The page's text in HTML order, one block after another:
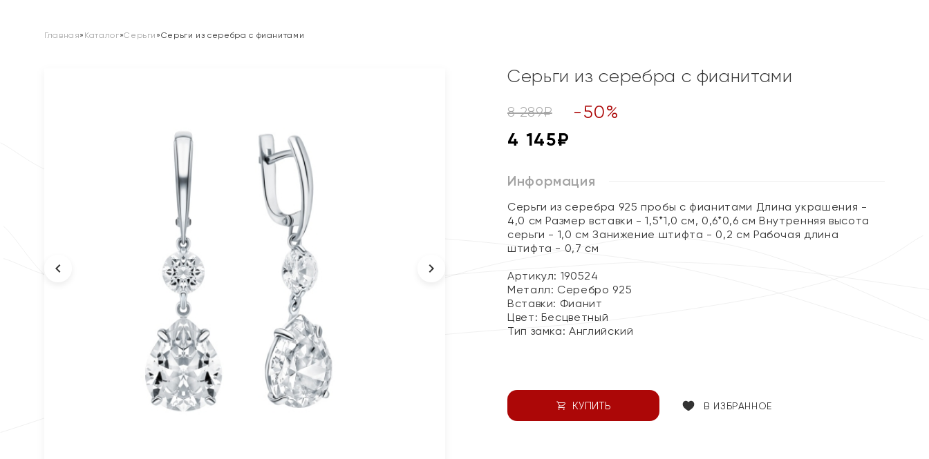
Главная» Каталог»Серьги »Серьги из серебра с фианитами
Серьги из серебра с фианитами
8 289₽ -50%
4 145₽
Информация
Серьги из серебра 925 пробы с фианитами Длина украшения -
4,0 см Размер вставки - 1,5*1,0 см, 0,6*0,6 см Внутренняя высота
серьги - 1,0 см Занижение штифта - 0,2 см Рабочая длина
штифта - 0,7 см
Артикул: 190524
Металл: Серебро 925
Вставки: Фианит
Цвет: Бесцветный
Тип замка:Английский
КУПИТЬ В ИЗБРАННОЕ